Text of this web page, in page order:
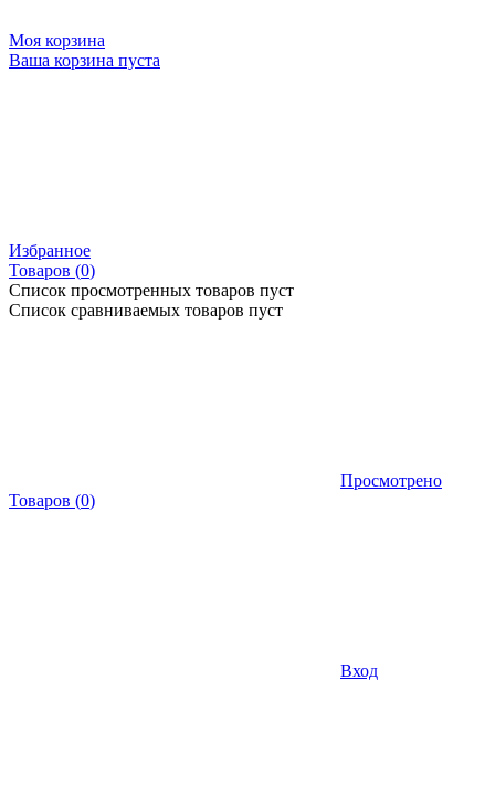
Моя корзина
Ваша корзина пуста
Избранное
Товаров (0)
Список просмотренных товаров пуст
Список сравниваемых товаров пуст
Просмотрено
Товаров (0)
Вход